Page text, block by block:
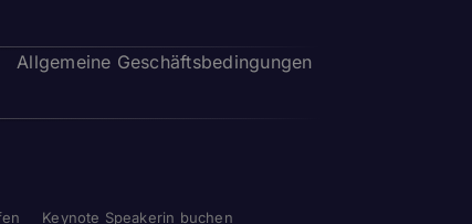
Allgemeine Geschäftsbedingungen
Keynote Speakerin buchen